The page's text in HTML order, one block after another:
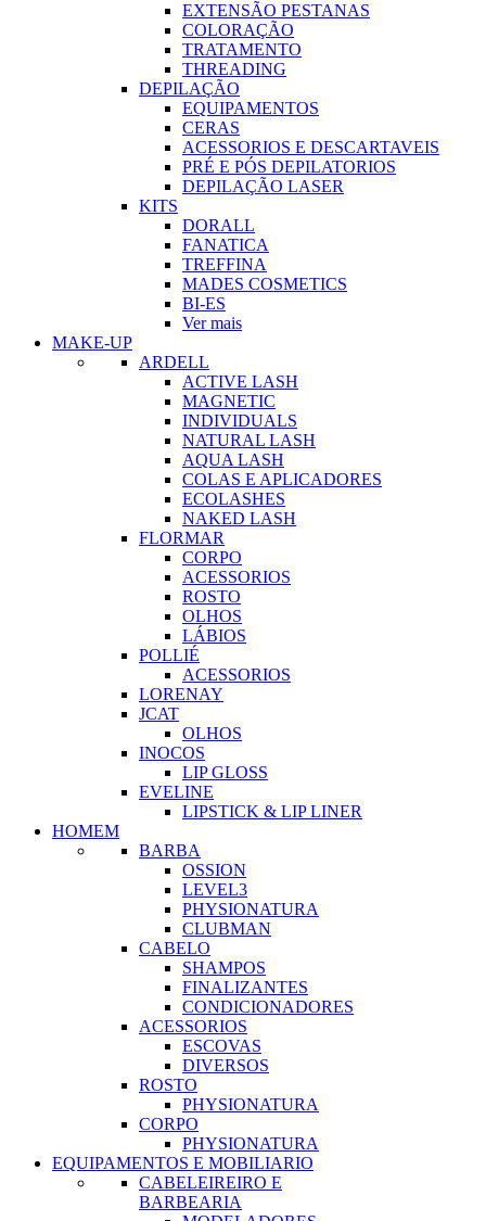
EXTENSÃO PESTANAS
COLORAÇÃO
TRATAMENTO
THREADING
DEPILAÇÃO
EQUIPAMENTOS
CERAS
ACESSORIOS E DESCARTAVEIS
PRÉ E PÓS DEPILATORIOS
DEPILAÇÃO LASER
KITS
DORALL
FANATICA
TREFFINA
MADES COSMETICS
BI-ES
Ver mais
MAKE-UP
ARDELL
ACTIVE LASH
MAGNETIC
INDIVIDUALS
NATURAL LASH
AQUA LASH
COLAS E APLICADORES
ECOLASHES
NAKED LASH
FLORMAR
CORPO
ACESSORIOS
ROSTO
OLHOS
LÁBIOS
POLLIÉ
ACESSORIOS
LORENAY
JCAT
OLHOS
INOCOS
LIP GLOSS
EVELINE
LIPSTICK & LIP LINER
HOMEM
BARBA
OSSION
LEVEL3
PHYSIONATURA
CLUBMAN
CABELO
SHAMPOS
FINALIZANTES
CONDICIONADORES
ACESSORIOS
ESCOVAS
DIVERSOS
ROSTO
PHYSIONATURA
CORPO
PHYSIONATURA
EQUIPAMENTOS E MOBILIARIO
CABELEIREIRO E
BARBEARIA